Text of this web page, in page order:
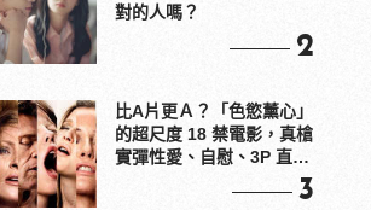
對的人嗎？
2
比A片更Ａ？「色慾薰心」
的超尺度 18 禁電影，真槍
實彈性愛、自慰、3P 直接
3